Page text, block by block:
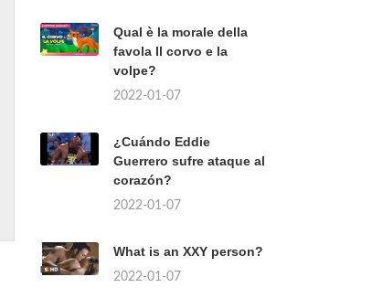
Qual è la morale della
favola Il corvo e la
volpe?
2022-01-07
¿Cuándo Eddie
Guerrero sufre ataque al
corazón?
2022-01-07
What is an XXY person?
2022-01-07